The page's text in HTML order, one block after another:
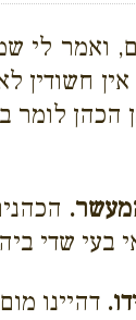
ואמר לי
אין
הכהן
בעי שדי
דהיינו